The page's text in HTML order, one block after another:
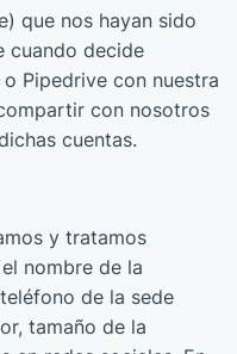
que nos hayan sido
cuando decide
Pipedrive con nuestra
con nosotros
cuentas.
y tratamos
nombre de la
de la sede
tamaño de la